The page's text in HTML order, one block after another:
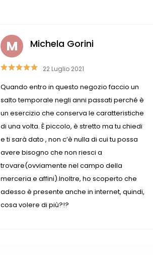
Michela Gorini
22 Luglio 2021
Quando entro in questo negozio faccio un
salto temporale negli anni passati perché è
un esercizio che conserva le caratteristiche
di una volta. È piccolo, è stretto ma tu chiedi
e ti sarà dato , non c’è nulla di cui tu possa
avere bisogno che non riesci a
trovare(ovviamente nel campo della
merceria e affini).Inoltre, ho scoperto che
adesso è presente anche in internet, quindi,
cosa volere di più?!?